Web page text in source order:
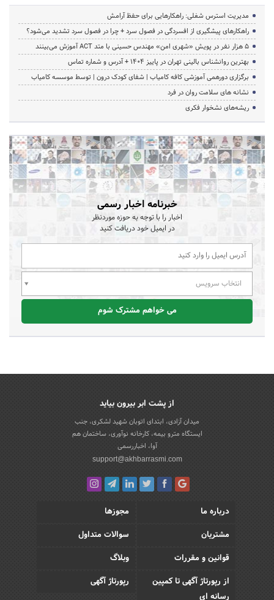
مدیریت استرس شغلی: راهکارهایی برای حفظ آرامش
راهکارهای پیشگیری از افسردگی در فصول سرد + چرا در فصول سرد تشدید می‌شود؟
۵ هزار نفر در پویش «شهری امن» مهندس حسینی با متد ACT آموزش می‌بینند
بهترین روانشناس بالینی تهران در پاییز 1404 + آدرس و شماره تماس
برگزاری دورهمی آموزشی کافه کامیاب | شفای کودک درون | توسط موسسه کامیاب
نشانه های سلامت روان در فرد
ریشه‌های نشخوار فکری
خبرنامه اخبار رسمی
اخبار را با توجه به حوزه موردنظر
در ایمیل خود دریافت کنید
انتخاب سرویس
می خواهم مشترک شوم
از پشت ابر بیرون بیاید
میدان آزادی، ابتدای اتوبان شهید لشکری، جنب
ایستگاه مترو بیمه، کارخانه نوآوری، ساختمان هم
آوا، اخباررسمی
support@akhbarrasmi.com
درباره ما
مجوزها
مشتریان
سوالات متداول
قوانین و مقررات
وبلاگ
از رپورتاژ آگهی تا کمپین
رسانه ای
رپورتاژ آگهی